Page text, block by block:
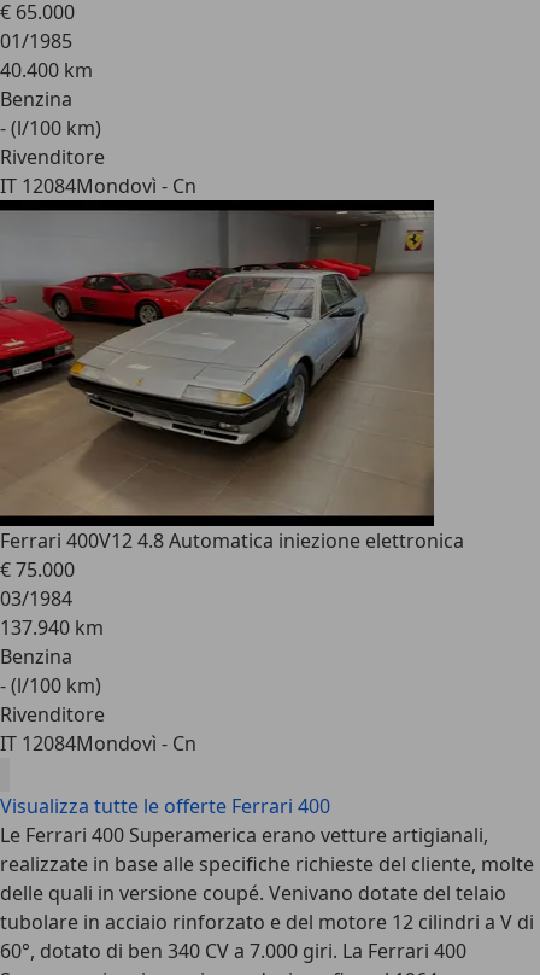
€ 65.000
01/1985
40.400 km
Benzina
- (l/100 km)
Rivenditore
IT 12084Mondovì - Cn
Ferrari 400V12 4.8 Automatica iniezione elettronica
€ 75.000
03/1984
137.940 km
Benzina
- (l/100 km)
Rivenditore
IT 12084Mondovì - Cn
Visualizza tutte le offerte Ferrari 400
Le Ferrari 400 Superamerica erano vetture artigianali,
realizzate in base alle specifiche richieste del cliente, molte
delle quali in versione coupé. Venivano dotate del telaio
tubolare in acciaio rinforzato e del motore 12 cilindri a V di
60°, dotato di ben 340 CV a 7.000 giri. La Ferrari 400